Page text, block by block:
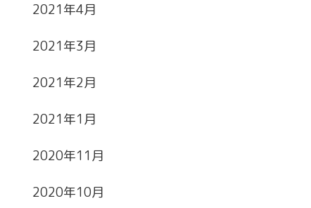
2021年4月
2021年3月
2021年2月
2021年1月
2020年11月
2020年10月